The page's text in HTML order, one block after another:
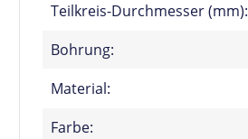
Teilkreis-Durchmesser (mm):
Bohrung:
Material:
Farbe: